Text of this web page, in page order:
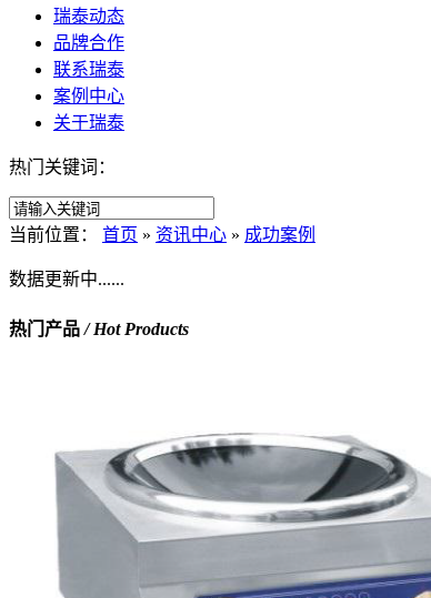
瑞泰动态
品牌合作
联系瑞泰
案例中心
关于瑞泰
热门关键词：
当前位置： 首页 » 资讯中心 » 成功案例
数据更新中......
热门产品/ Hot Products